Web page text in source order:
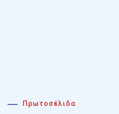
Πρωτοσέλιδα